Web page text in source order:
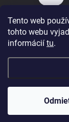
Tento web
tohto webu
informácií tu.